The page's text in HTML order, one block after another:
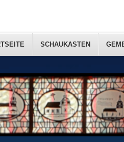
SCHAUKASTEN
SCHAUKASTEN